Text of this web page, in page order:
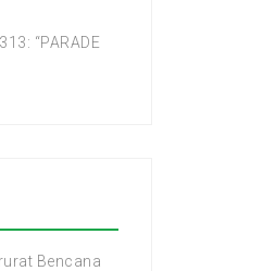
“PARADE
Bencana